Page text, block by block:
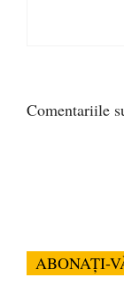
Comentariile
ABONAȚI-